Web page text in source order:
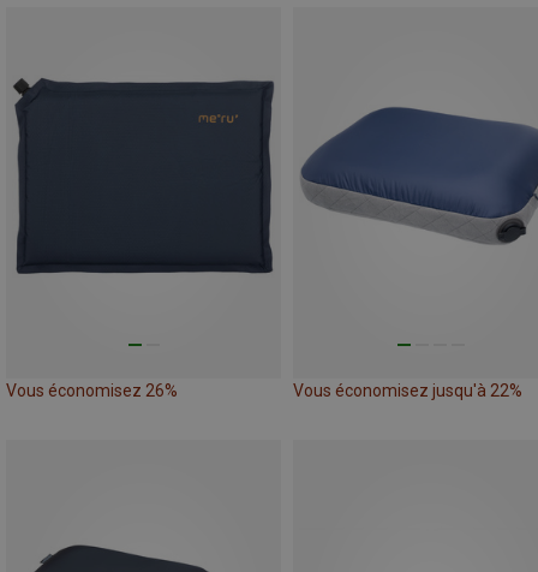
Vous économisez 26% Vous économisez jusqu'à 22%